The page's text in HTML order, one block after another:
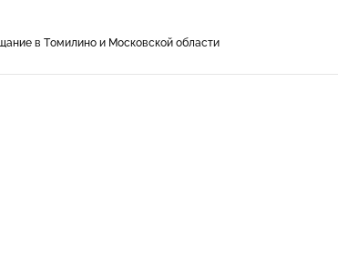
в Томилино и Московской области